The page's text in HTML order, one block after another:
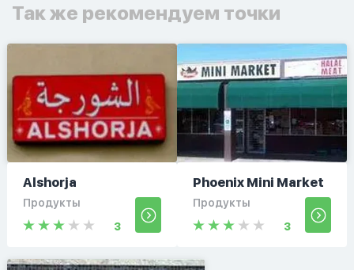
Так же рекомендуем точки
Alshorja
Продукты
3
Phoenix Mini Market
Продукты
3